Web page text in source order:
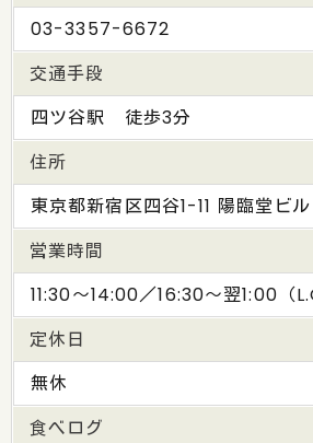
03-3357-6672
交通手段
四ツ谷駅 徒歩3分
住所
東京都新宿区四谷1-11 陽臨堂ビル
営業時間
11:30～14:00／16:30～翌1:00（
定休日
無休
食べログ